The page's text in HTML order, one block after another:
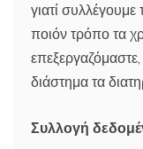
γιατί
ποιόν τρόπο τα
διάστημα τα
Συλλογή